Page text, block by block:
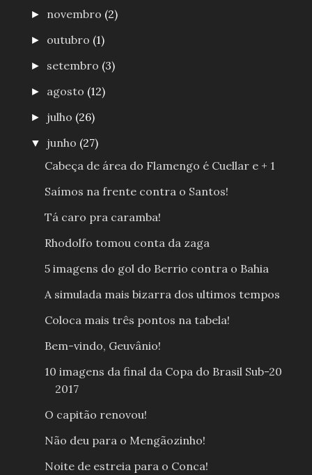
► novembro (2)
► outubro (1)
► setembro (3)
► agosto (12)
► julho (26)
▼ junho (27)
Cabeça de área do Flamengo é Cuellar e + 1
Saímos na frente contra o Santos!
Tá caro pra caramba!
Rhodolfo tomou conta da zaga
5 imagens do gol do Berrio contra o Bahia
A simulada mais bizarra dos ultimos tempos
Coloca mais três pontos na tabela!
Bem-vindo, Geuvânio!
10 imagens da final da Copa do Brasil Sub-20
2017
O capitão renovou!
Não deu para o Mengãozinho!
Noite de estreia para o Conca!